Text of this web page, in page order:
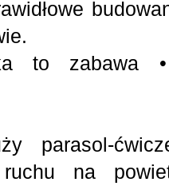
to zabawa
parasol-
ruchu na